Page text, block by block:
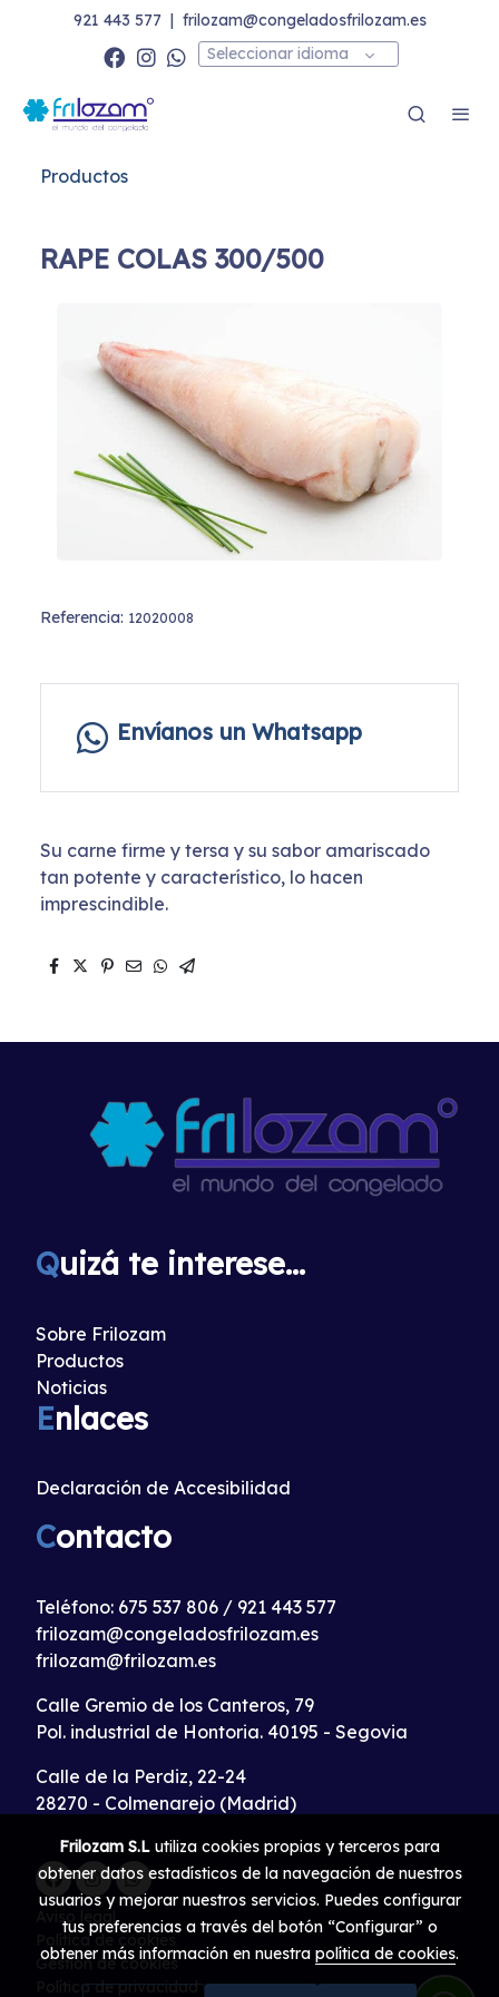
921 443 577 | frilozam@congeladosfrilozam.es
Seleccionar idioma
Productos
RAPE COLAS 300/500
Referencia: 12020008
Envíanos un Whatsapp
Su carne firme y tersa y su sabor amariscado
tan potente y característico, lo hacen
imprescindible.
Quizá te interese...
Sobre Frilozam
Productos
Noticias
Enlaces
Declaración de Accesibilidad
Contacto
Teléfono: 675 537 806 / 921 443 577
frilozam@congeladosfrilozam.es
frilozam@frilozam.es
Calle Gremio de los Canteros, 79
Pol. industrial de Hontoria. 40195 - Segovia
Calle de la Perdiz, 22-24
28270 - Colmenarejo (Madrid)
Aviso legal
Política de cookies
Gestión de cookies
Política de privacidad
Frilozam S.L utiliza cookies propias y terceros para
obtener datos estadísticos de la navegación de nuestros
usuarios y mejorar nuestros servicios. Puedes configurar
tus preferencias a través del botón “Configurar” o
obtener más información en nuestra política de cookies.